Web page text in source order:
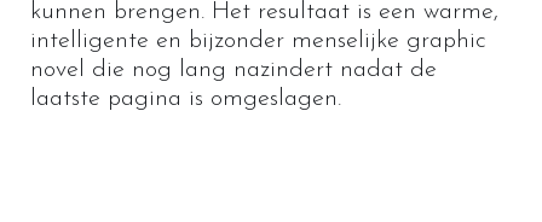
kunnen brengen. Het resultaat is een warme,
intelligente en bijzonder menselijke graphic
novel die nog lang nazindert nadat de
laatste pagina is omgeslagen.